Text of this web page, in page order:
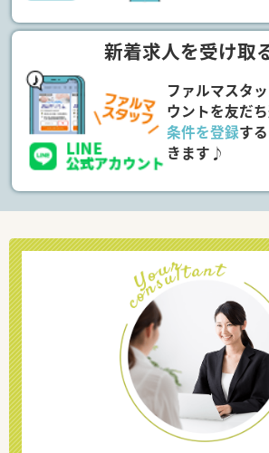
新着求人を受け取
ファルマスタ
ウントを友だ
条件を登録す
きます♪